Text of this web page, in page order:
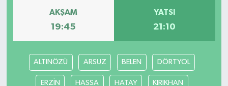
AKŞAM
19:45
YATSI
21:10
ALTINÖZÜ ARSUZ BELEN DÖRTYOL
ERZİN HASSA HATAY KIRIKHAN